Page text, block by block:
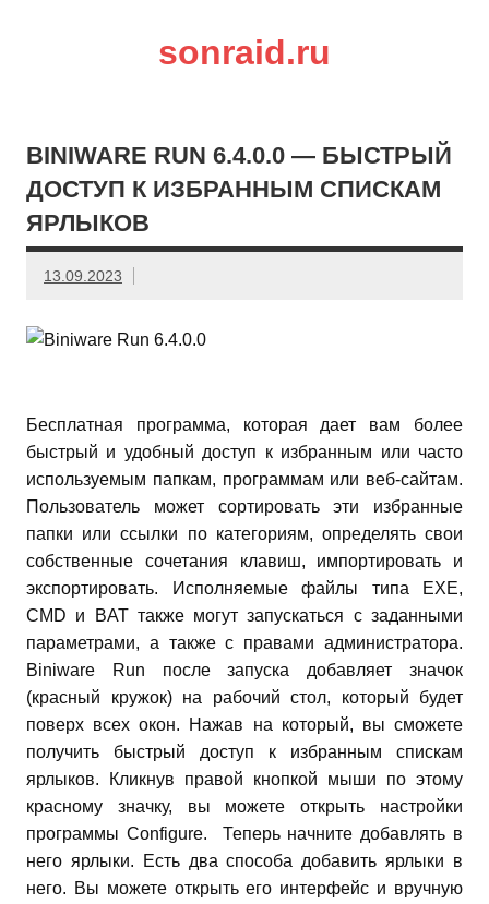
sonraid.ru
BINIWARE RUN 6.4.0.0 — БЫСТРЫЙ
ДОСТУП К ИЗБРАННЫМ СПИСКАМ
ЯРЛЫКОВ
13.09.2023
Бесплатная программа, которая дает вам более
быстрый и удобный доступ к избранным или часто
используемым папкам, программам или веб-сайтам.
Пользователь может сортировать эти избранные
папки или ссылки по категориям, определять свои
собственные сочетания клавиш, импортировать и
экспортировать. Исполняемые файлы типа EXE,
CMD и BAT также могут запускаться с заданными
параметрами, а также с правами администратора.
Biniware Run после запуска добавляет значок
(красный кружок) на рабочий стол, который будет
поверх всех окон. Нажав на который, вы сможете
получить быстрый доступ к избранным спискам
ярлыков. Кликнув правой кнопкой мыши по этому
красному значку, вы можете открыть настройки
программы Configure. Теперь начните добавлять в
него ярлыки. Есть два способа добавить ярлыки в
него. Вы можете открыть его интерфейс и вручную